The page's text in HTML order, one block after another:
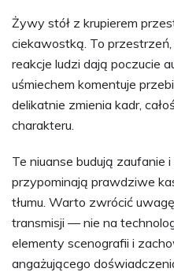
Żywy stół z krupierem
ciekawostką. To
reakcje ludzi dają poczucie
uśmiechem komentuje
delikatnie zmienia kadr,
charakteru.
Te niuanse budują zaufanie
przypominają prawdziwe
tłumu. Warto zwrócić
transmisji — nie na
elementy scenografii i
angażującego